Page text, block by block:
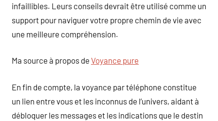
infaillibles. Leurs conseils devrait être utilisé comme un
support pour naviguer votre propre chemin de vie avec
une meilleure compréhension.
Ma source à propos de Voyance pure
En fin de compte, la voyance par téléphone constitue
un lien entre vous et les inconnus de l’univers, aidant à
débloquer les messages et les indications que le destin